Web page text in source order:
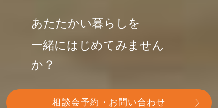
あたたかい暮らしを
一緒にはじめてみません
か？
相談会予約・お問い合わせ